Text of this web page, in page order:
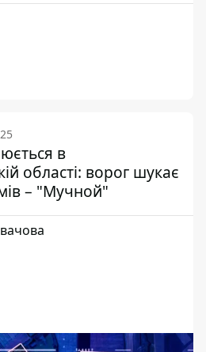
в
області: ворог шукає
– "Мучной"